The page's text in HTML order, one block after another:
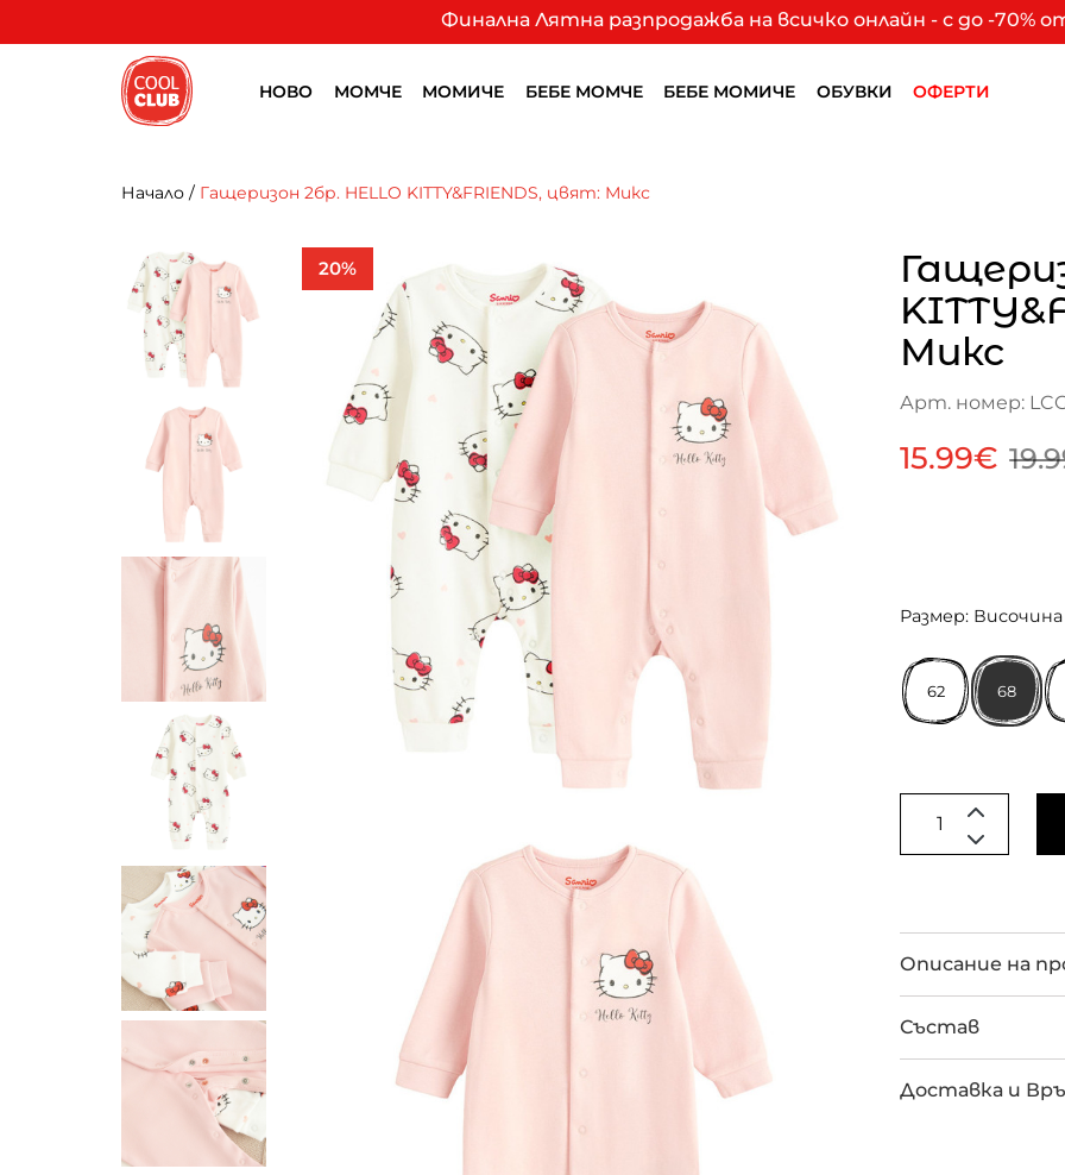
Финална Лятна разпродажба на всичко онлайн - с до -70%
НОВО МОМЧЕ МОМИЧЕ БЕБЕ МОМЧЕ БЕБЕ МОМИЧЕ ОБУВКИ ОФЕРТИ
Начало / Гащеризон 2бр. HELLO KITTY&FRIENDS, цвят: Микс
20%
Микс
Арт. номер:
15.99€
Размер:
62 68
Описание на
Състав
Доставка и